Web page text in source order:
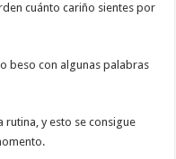
cuánto cariño sientes por
beso con algunas palabras
y esto se consigue